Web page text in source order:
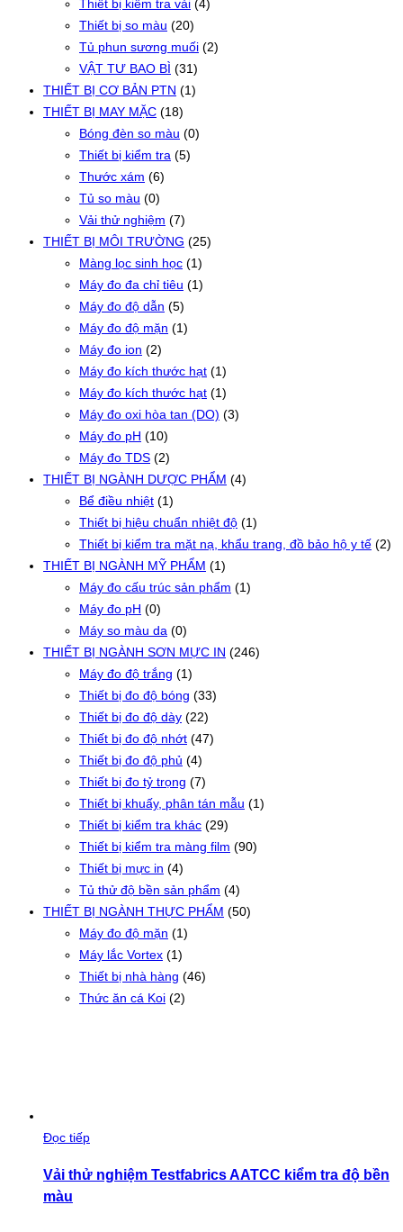
Thiết bị kiểm tra vải (4)
Thiết bị so màu (20)
Tủ phun sương muối (2)
VẬT TƯ BAO BÌ (31)
THIẾT BỊ CƠ BẢN PTN (1)
THIẾT BỊ MAY MẶC (18)
Bóng đèn so màu (0)
Thiết bị kiểm tra (5)
Thước xám (6)
Tủ so màu (0)
Vải thử nghiệm (7)
THIẾT BỊ MÔI TRƯỜNG (25)
Màng lọc sinh học (1)
Máy đo đa chỉ tiêu (1)
Máy đo độ dẫn (5)
Máy đo độ mặn (1)
Máy đo ion (2)
Máy đo kích thước hạt (1)
Máy đo kích thước hạt (1)
Máy đo oxi hòa tan (DO) (3)
Máy đo pH (10)
Máy đo TDS (2)
THIẾT BỊ NGÀNH DƯỢC PHẨM (4)
Bể điều nhiệt (1)
Thiết bị hiệu chuẩn nhiệt độ (1)
Thiết bị kiểm tra mặt nạ, khẩu trang, đồ bảo hộ y tế (2)
THIẾT BỊ NGÀNH MỸ PHẨM (1)
Máy đo cấu trúc sản phẩm (1)
Máy đo pH (0)
Máy so màu da (0)
THIẾT BỊ NGÀNH SƠN MỰC IN (246)
Máy đo độ trắng (1)
Thiết bị đo độ bóng (33)
Thiết bị đo độ dày (22)
Thiết bị đo độ nhớt (47)
Thiết bị đo độ phủ (4)
Thiết bị đo tỷ trọng (7)
Thiết bị khuấy, phân tán mẫu (1)
Thiết bị kiểm tra khác (29)
Thiết bị kiểm tra màng film (90)
Thiết bị mực in (4)
Tủ thử độ bền sản phẩm (4)
THIẾT BỊ NGÀNH THỰC PHẨM (50)
Máy đo độ mặn (1)
Máy lắc Vortex (1)
Thiết bị nhà hàng (46)
Thức ăn cá Koi (2)
Đọc tiếp
Vải thử nghiệm Testfabrics AATCC kiểm tra độ bền
màu